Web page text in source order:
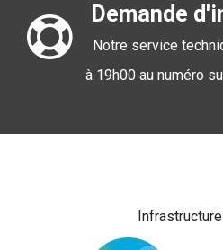
Demande
Notre service
à 19h00 au numéro